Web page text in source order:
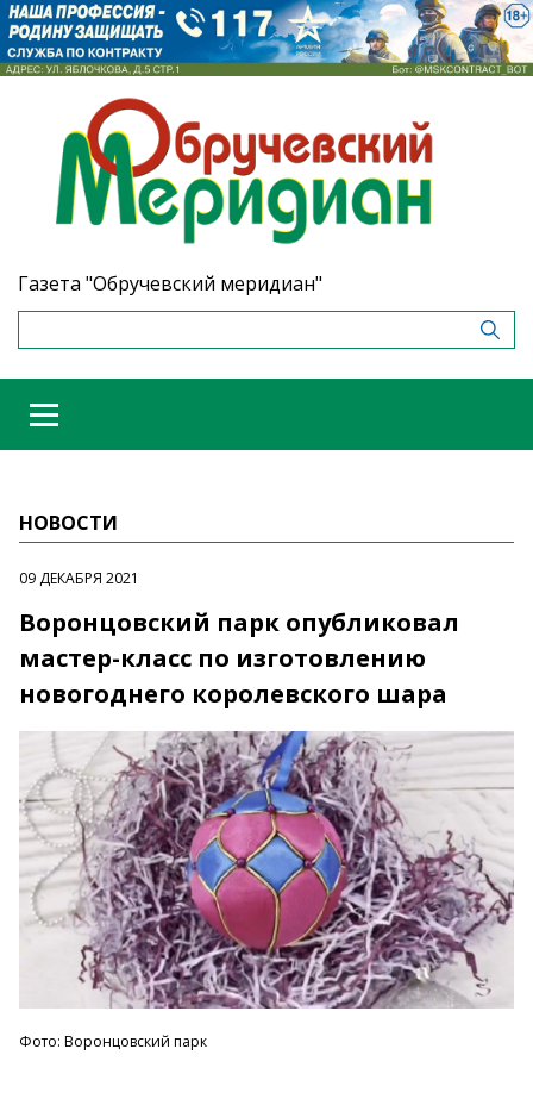
Газета "Обручевский меридиан"
НОВОСТИ
09 ДЕКАБРЯ 2021
Воронцовский парк опубликовал
мастер-класс по изготовлению
новогоднего королевского шара
Фото: Воронцовский парк